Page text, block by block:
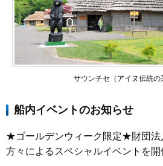
サウンチセ（アイヌ伝統の
船内イベントのお知らせ
★ゴールデンウィーク限定★財団法
方々によるスペシャルイベントを開